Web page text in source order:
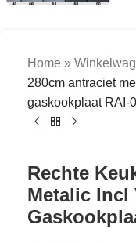
Home »
280cm antraciet
gaskookplaat RAI-
Rechte
Metalic Incl